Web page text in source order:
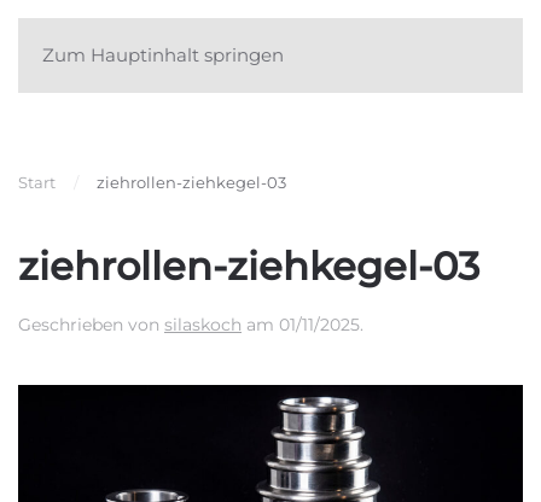
Zum Hauptinhalt springen
Start ziehrollen-ziehkegel-03
ziehrollen-ziehkegel-03
Geschrieben von silaskoch am 01/11/2025.